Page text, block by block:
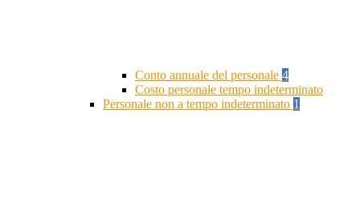
Conto annuale del personale 4
Costo personale tempo indeterminato
Personale non a tempo indeterminato 1